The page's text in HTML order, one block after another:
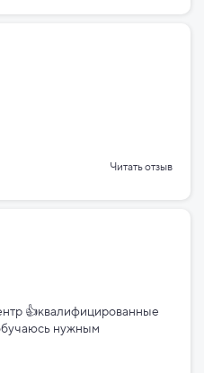
Читать отзыв
👍квалифицированные
нужным